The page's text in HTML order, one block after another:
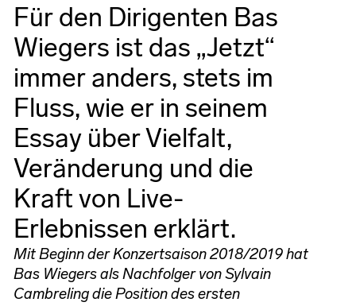
Für den Dirigenten Bas
Wiegers ist das „Jetzt“
immer anders, stets im
Fluss, wie er in seinem
Essay über Vielfalt,
Veränderung und die
Kraft von Live-
Erlebnissen erklärt.
Mit Beginn der Konzertsaison 2018/2019 hat
Bas Wiegers als Nachfolger von Sylvain
Cambreling die Position des ersten